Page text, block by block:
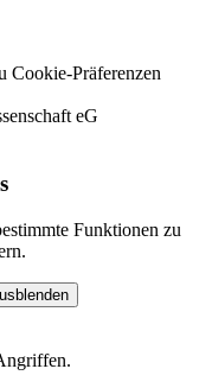
Cookie-Präferenzen
eG
Funktionen zu